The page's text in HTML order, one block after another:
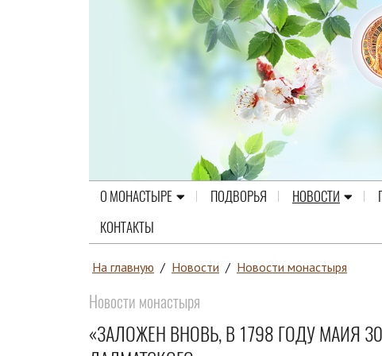
О МОНАСТЫРЕ ПОДВОРЬЯ НОВОСТИ
КОНТАКТЫ
На главную / Новости / Новости монастыря
Новости монастыря
«ЗАЛОЖЕН ВНОВЬ, В 1798 ГОДУ МАИЯ